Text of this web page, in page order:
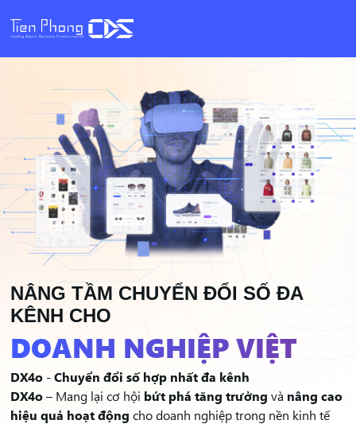
NÂNG TẦM CHUYỂN ĐỔI SỐ ĐA
KÊNH CHO
DOANH NGHIỆP VIỆT
DX4o -Chuyển đổi số hợp nhất đa kênh
DX4o– Mang lại cơ hội bứt phá tăng trưởng và nâng cao
hiệu quả hoạt động cho doanh nghiệp trong nền kinh tế